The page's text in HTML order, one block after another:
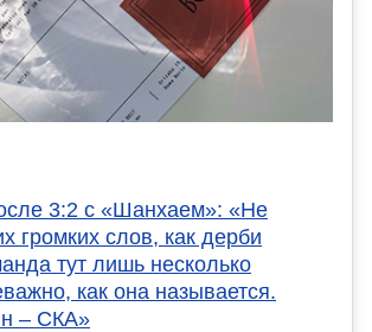
3:2 с «Шанхаем»: «Не
громких слов, как дерби
тут лишь несколько
как она называется.
– СКА»